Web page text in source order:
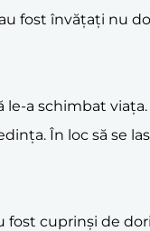
fost învățați nu
a schimbat viața.
În loc să se
fost cuprinși de